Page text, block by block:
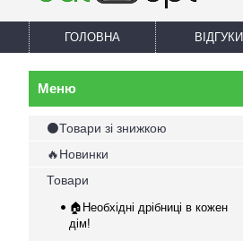
ГОЛОВНА ВІДГУКИ
⚫Товари зі знижкою
🔥Новинки
Товари
🏠Необхідні дрібниці в кожен
дім!